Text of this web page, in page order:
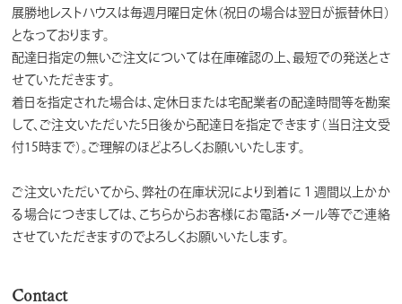
展勝地レストハウスは毎週月曜日定休（祝日の場合は翌日が振替休日）
となっております。
配達日指定の無いご注文については在庫確認の上、最短での発送とさ
せていただきます。
着日を指定された場合は、定休日または宅配業者の配達時間等を勘案
して、ご注文いただいた5日後から配達日を指定できます（当日注文受
付15時まで）。ご理解のほどよろしくお願いいたします。
ご注文いただいてから、弊社の在庫状況により到着に１週間以上かか
る場合につきましては、こちらからお客様にお電話・メール等でご連絡
させていただきますのでよろしくお願いいたします。
Contact